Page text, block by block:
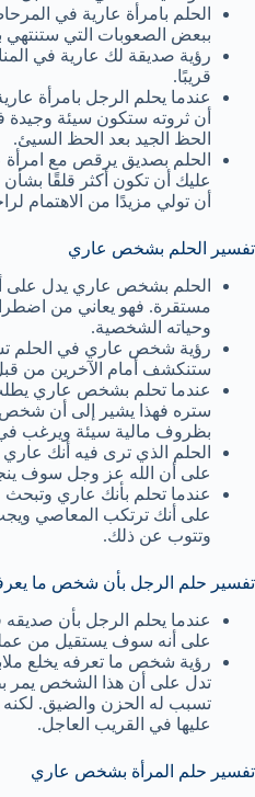
الحلم بامرأة عارية في
ببعض الصعوبات التي ستنتهي
رؤية صديقة لك عارية في
قريبًا.
عندما يحلم الرجل بامرأة
أن ثروته ستكون سيئة وجيدة
الحظ الجيد بعد الحظ السيئ.
الحلم بصديق يرقص مع امرأة
عليك أن تكون أكثر قلقًا
أن تولي مزيدًا من الاهتمام
تفسير الحلم بشخص عاري
الحلم بشخص عاري يدل على
مستقرة. فهو يعاني من
وحياته الشخصية.
رؤية شخص عاري في الحلم
ستنكشف أمام الآخرين من
عندما تحلم بشخص عاري
ستره فهذا يشير إلى أن
بظروف مالية سيئة ويرغب
الحلم الذي ترى فيه أنك
على أن الله عز وجل سوف
عندما تحلم بأنك عاري
على أنك ترتكب المعاصي
وتتوب عن ذلك.
تفسير حلم الرجل بأن شخص ما
عندما يحلم الرجل بأن
على أنه سوف يستقيل من
رؤية شخص ما تعرفه يخلع
تدل على أن هذا الشخص
تسبب له الحزن والضيق.
عليها في القريب العاجل.
تفسير حلم المرأة بشخص عاري